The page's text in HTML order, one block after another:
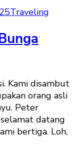
Traveling
Kami disambut
orang asli
Peter
datang
bertiga. Loh,